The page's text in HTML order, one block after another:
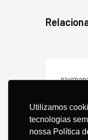
Utilizamos
tecnologias
nossa Política
as
da
sua
loja
virtual
02/07/
virtual